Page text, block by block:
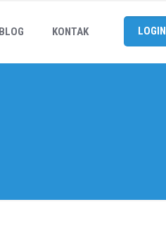
BLOG KONTAK LOGIN